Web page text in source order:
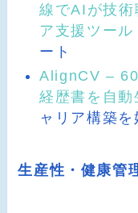
線でAIが技術
ア支援ツール
ート
AlignCV –
経歴書を自
ャリア構築
生産性・健康管